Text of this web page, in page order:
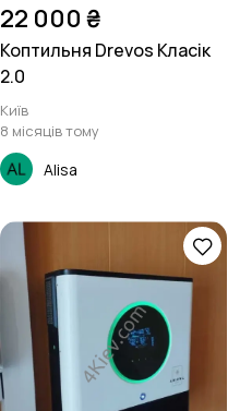
22 000 ₴
Коптильня Drevos Класік
2.0
Київ
8 місяців тому
Alisa